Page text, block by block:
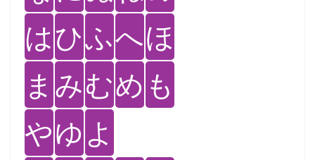
はひふへほ
ま みむめ も
やゆ よ